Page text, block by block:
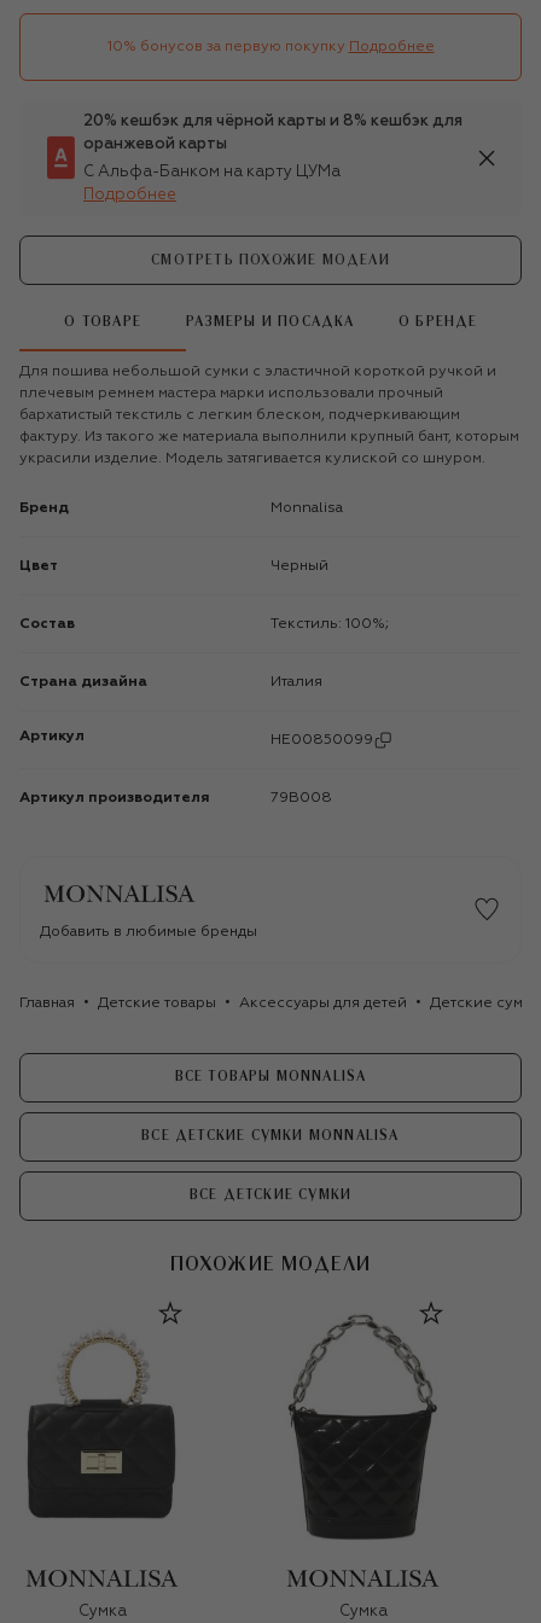
10% бонусов за первую покупку Подробнее
20% кешбэк для чёрной карты и 8% кешбэк для
оранжевой карты
С Альфа-Банком на карту ЦУМа
Подробнее
СМОТРЕТЬ ПОХОЖИЕ МОДЕЛИ
О ТОВАРЕ РАЗМЕРЫ И ПОСАДКА О БРЕНДЕ
Для пошива небольшой сумки с эластичной короткой ручкой и
плечевым ремнем мастера марки использовали прочный
бархатистый текстиль с легким блеском, подчеркивающим
фактуру. Из такого же материала выполнили крупный бант, которым
украсили изделие. Модель затягивается кулиской со шнуром.
Бренд Monnalisa
Цвет Черный
Состав Текстиль: 100%;
Страна дизайна Италия
Артикул HE00850099
Артикул производителя 79B008
Добавить в любимые бренды
Главная Детские товары Аксессуары для детей Детские сумки
ВСЕ ТОВАРЫ MONNALISA
ВСЕ ДЕТСКИЕ СУМКИ MONNALISA
ВСЕ ДЕТСКИЕ СУМКИ
ПОХОЖИЕ МОДЕЛИ
Сумка Сумка